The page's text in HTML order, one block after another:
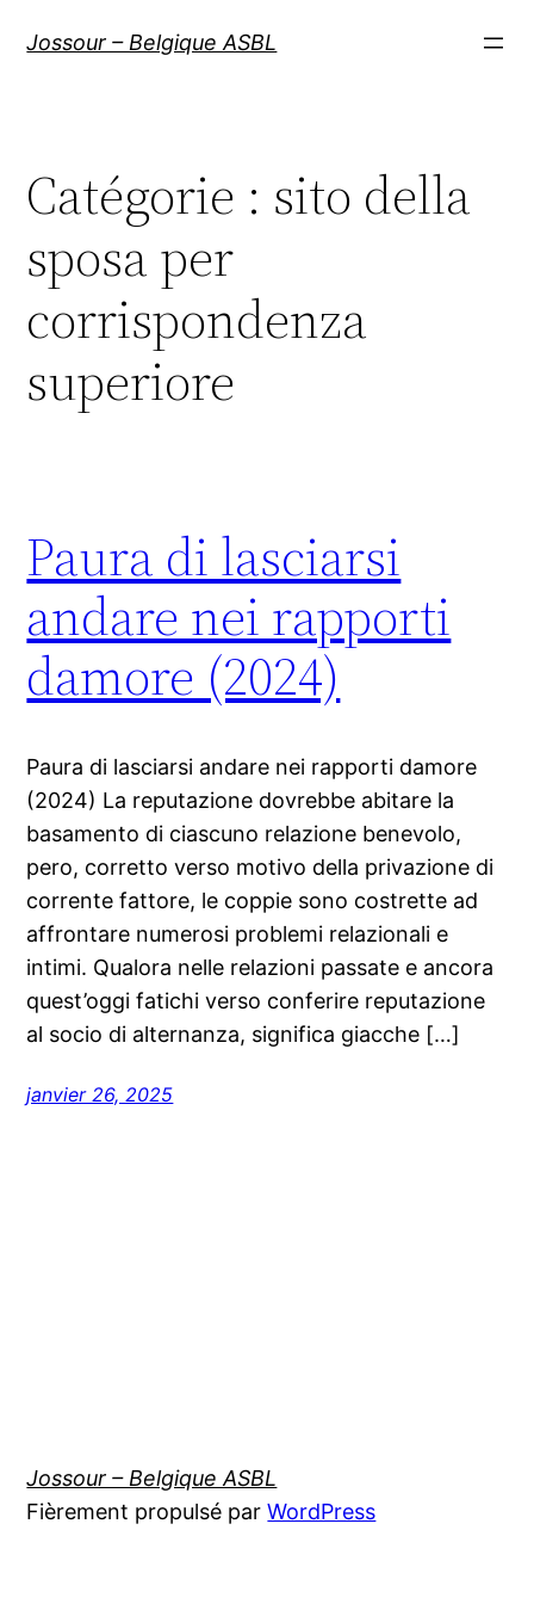
Jossour – Belgique ASBL
Catégorie : sito della
sposa per
corrispondenza
superiore
Paura di lasciarsi
andare nei rapporti
damore (2024)
Paura di lasciarsi andare nei rapporti damore
(2024) La reputazione dovrebbe abitare la
basamento di ciascuno relazione benevolo,
pero, corretto verso motivo della privazione di
corrente fattore, le coppie sono costrette ad
affrontare numerosi problemi relazionali e
intimi. Qualora nelle relazioni passate e ancora
quest’oggi fatichi verso conferire reputazione
al socio di alternanza, significa giacche […]
janvier 26, 2025
Jossour – Belgique ASBL
Fièrement propulsé parWordPress